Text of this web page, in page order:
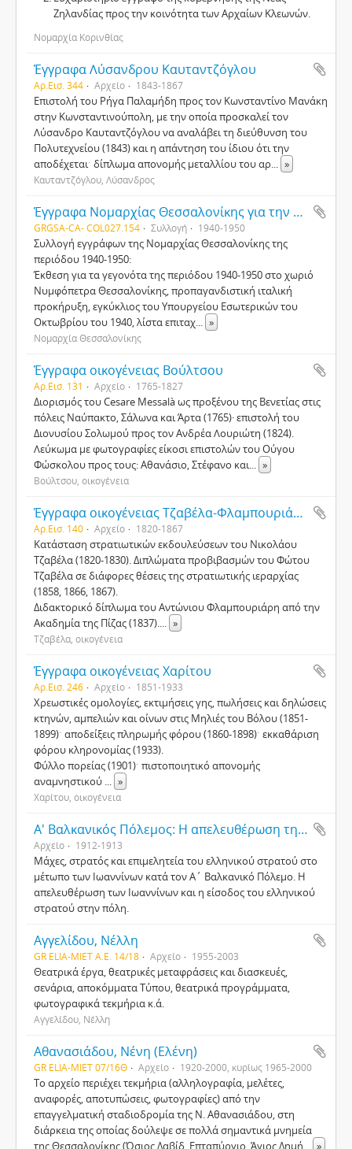
Ζηλανδίας προς την κοινότητα των Αρχαίων Κλεωνών.
Νομαρχία Κορινθίας
Έγγραφα Λύσανδρου Καυταντζόγλου
Αρ.Εισ. 344 Αρχείο 1843-1867
Επιστολή του Ρήγα Παλαμήδη προς τον Κωνσταντίνο Μανάκη
στην Κωνσταντινούπολη, με την οποία προσκαλεί τον
Λύσανδρο Καυταντζόγλου να αναλάβει τη διεύθυνση του
Πολυτεχνείου (1843) και η απάντηση του ίδιου ότι την
αποδέχεταιˑ δίπλωμα απονομής μεταλλίου του αρ... »
Καυταντζόγλου, Λύσανδρος
Έγγραφα Νομαρχίας Θεσσαλονίκης για την περίοδο της Κατοχής, της Εθνικής Αντίστασης και του Εμφυλίου (Κ119)
GRGSA-CA- COL027.154 Συλλογή 1940-1950
Συλλογή εγγράφων της Νομαρχίας Θεσσαλονίκης της
περιόδου 1940-1950:
Έκθεση για τα γεγονότα της περιόδου 1940-1950 στο χωριό
Νυμφόπετρα Θεσσαλονίκης, προπαγανδιστική ιταλική
προκήρυξη, εγκύκλιος του Υπουργείου Εσωτερικών του
Οκτωβρίου του 1940, λίστα επιταχ... »
Νομαρχία Θεσσαλονίκης
Έγγραφα οικογένειας Βούλτσου
Αρ.Εισ. 131 Αρχείο 1765-1827
Διορισμός του Cesare Messalà ως προξένου της Βενετίας στις
πόλεις Ναύπακτο, Σάλωνα και Άρτα (1765)· επιστολή του
Διονυσίου Σολωμού προς τον Ανδρέα Λουριώτη (1824).
Λεύκωμα με φωτογραφίες είκοσι επιστολών του Ούγου
Φώσκολου προς τους: Αθανάσιο, Στέφανο και... »
Βούλτσου, οικογένεια
Έγγραφα οικογένειας Τζαβέλα-Φλαμπουριάρη
Αρ.Εισ. 140 Αρχείο 1820-1867
Κατάσταση στρατιωτικών εκδουλεύσεων του Νικολάου
Τζαβέλα (1820-1830). Διπλώματα προβιβασμών του Φώτου
Τζαβέλα σε διάφορες θέσεις της στρατιωτικής ιεραρχίας
(1858, 1866, 1867).
Διδακτορικό δίπλωμα του Αντώνιου Φλαμπουριάρη από την
Ακαδημία της Πίζας (1837).... »
Τζαβέλα, οικογένεια
Έγγραφα οικογένειας Χαρίτου
Αρ.Εισ. 246 Αρχείο 1851-1933
Χρεωστικές ομολογίες, εκτιμήσεις γης, πωλήσεις και δηλώσεις
κτηνών, αμπελιών και οίνων στις Μηλιές του Βόλου (1851-
1899)ˑ αποδείξεις πληρωμής φόρου (1860-1898)ˑ εκκαθάριση
φόρου κληρονομίας (1933).
Φύλλο πορείας (1901)ˑ πιστοποιητικό απονομής
αναμνηστικού ... »
Χαρίτου, οικογένεια
Α' Βαλκανικός Πόλεμος: Η απελευθέρωση της περιοχής των Ιωαννίνων
Αρχείο 1912-1913
Μάχες, στρατός και επιμελητεία του ελληνικού στρατού στο
μέτωπο των Ιωαννίνων κατά τον Α΄ Βαλκανικό Πόλεμο. Η
απελευθέρωση των Ιωαννίνων και η είσοδος του ελληνικού
στρατού στην πόλη.
Αγγελίδου, Νέλλη
GR ELIA-MIET Α.Ε. 14/18 Αρχείο 1955-2003
Θεατρικά έργα, θεατρικές μεταφράσεις και διασκευές,
σενάρια, αποκόμματα Τύπου, θεατρικά προγράμματα,
φωτογραφικά τεκμήρια κ.ά.
Αγγελίδου, Νέλλη
Αθανασιάδου, Νένη (Ελένη)
GR ELIA-MIET 07/16Θ Αρχείο 1920-2000, κυρίως 1965-2000
Το αρχείο περιέχει τεκμήρια (αλληλογραφία, μελέτες,
αναφορές, αποτυπώσεις, φωτογραφίες) από την
επαγγελματική σταδιοδρομία της Ν. Αθανασιάδου, στη
διάρκεια της οποίας δούλεψε σε πολλά σημαντικά μνημεία
της Θεσσαλονίκης (Όσιος Δαβίδ, Επταπύργιο, Άγιος Δημή
»